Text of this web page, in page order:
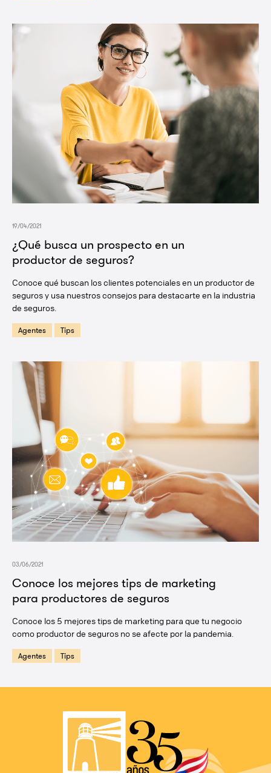
¿Qué busca un prospecto en un
productor de seguros?
19/04/2021
Conoce qué buscan los clientes potenciales en un productor de
seguros y usa nuestros consejos para destacarte en la industria
de seguros.
Agentes Tips
Conoce los mejores tips de marketing
para productores de seguros
03/06/2021
Conoce los 5 mejores tips de marketing para que tu negocio
como productor de seguros no se afecte por la pandemia.
Agentes Tips